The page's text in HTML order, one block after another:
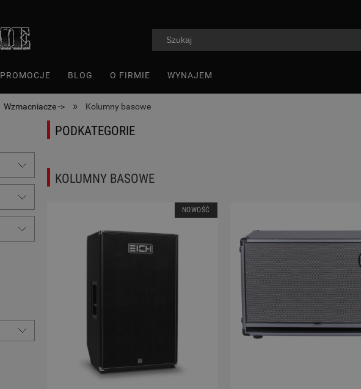
PROMOCJE BLOG O FIRMIE WYNAJEM
Wzmacniacze -> » Kolumny basowe
PODKATEGORIE
KOLUMNY BASOWE
NOWOŚĆ